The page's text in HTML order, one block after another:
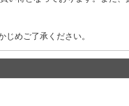
めご了承ください。